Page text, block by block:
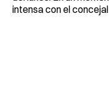
intensa con el